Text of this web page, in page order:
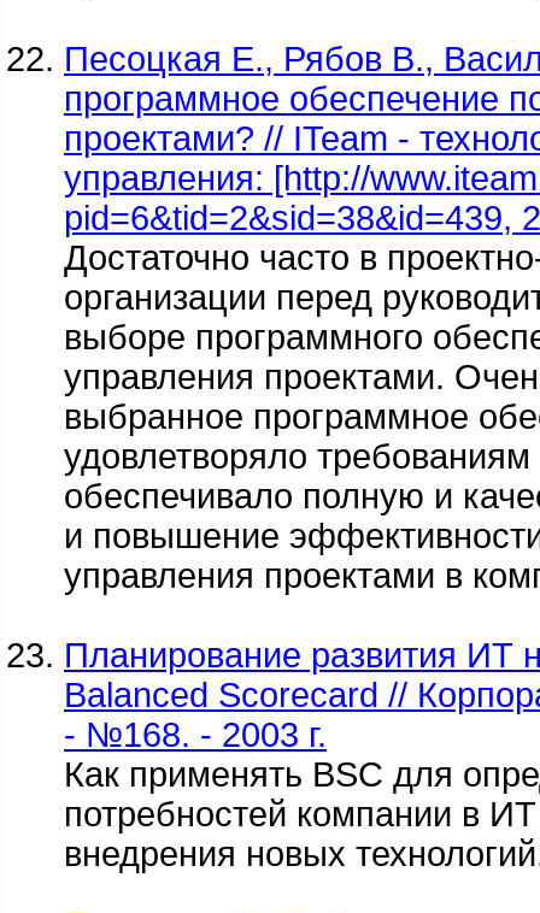
Песоцкая Е., Рябов В.,
программное обеспечение
проектами? // ITeam -
управления: [http://
pid=6&tid=2&sid=38&id=439,
Достаточно часто в
организации перед
выборе программного
управления проектами.
выбранное программное
удовлетворяло
обеспечивало полную и
и повышение
управления проектами в
Планирование развития ИТ
Balanced Scorecard //
- №168. - 2003 г.
Как применять BSC для
потребностей компании в
внедрения новых